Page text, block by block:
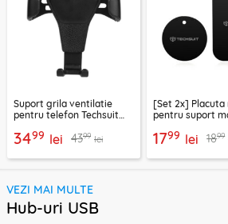
Suport grila ventilatie
pentru telefon Techsuit
3499 lei 4399 lei
[Set 2x]
pentru suport
negru
1799 lei 1899
VEZI MAI MULTE
Hub-uri USB